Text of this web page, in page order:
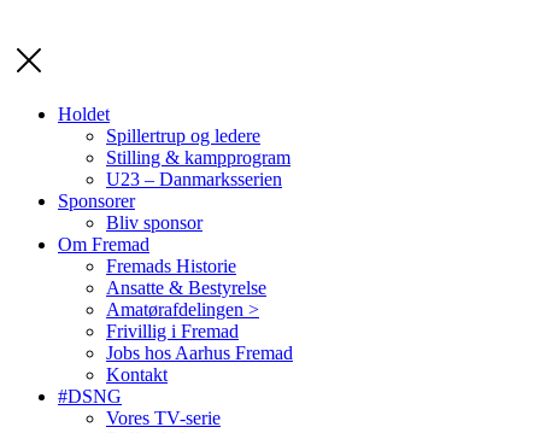
Holdet
Spillertrup og ledere
Stilling & kampprogram
U23 – Danmarksserien
Sponsorer
Bliv sponsor
Om Fremad
Fremads Historie
Ansatte & Bestyrelse
Amatørafdelingen >
Frivillig i Fremad
Jobs hos Aarhus Fremad
Kontakt
#DSNG
Vores TV-serie